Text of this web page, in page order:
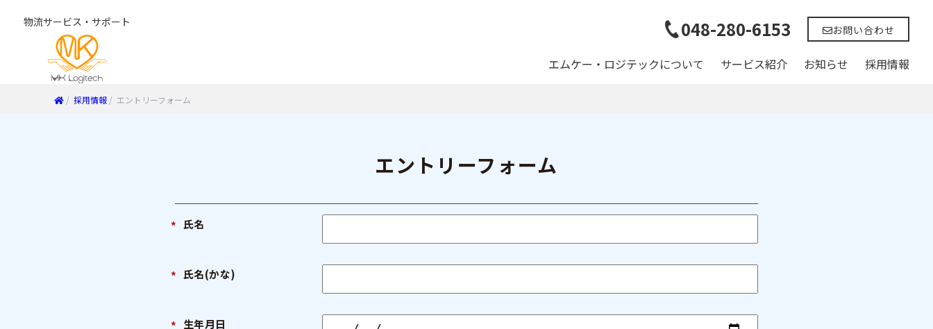
物流サービス・サポート 048-280-6153 お問い合わせ
エムケー・ロジテックについて サービス紹介 お知らせ 採用情報
/ 採用情報 / エントリーフォーム
エントリーフォーム
氏名
氏名(かな)
生年月日